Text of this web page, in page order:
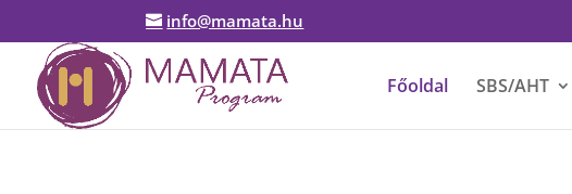
info@mamata.hu
Főoldal SBS/AHT